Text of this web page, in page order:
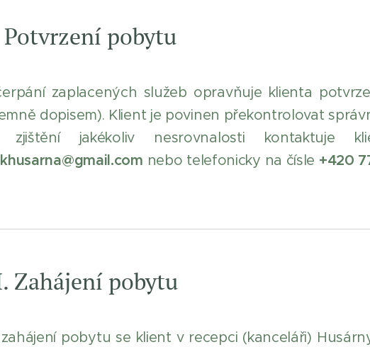
Potvrzení pobytu
zaplacených služeb opravňuje klienta
dopisem). Klient je povinen překontrolovat
zjištění jakékoliv nesrovnalosti kontaktuje
nebo telefonicky na čísle +420
Zahájení pobytu
zahájení pobytu se klient v recepci (kanceláři)